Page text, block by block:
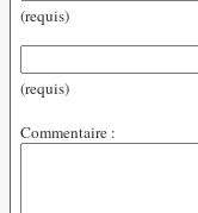
(requis)
(requis)
Commentaire :